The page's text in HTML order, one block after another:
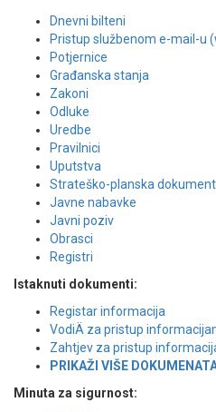
Dnevni bilteni
Pristup službenom e-mail-u
Potjernice
Građanska stanja
Zakoni
Odluke
Uredbe
Pravilnici
Uputstva
Strateško-planska
Javne nabavke
Javni poziv
Obrasci
Registri
Istaknuti dokumenti:
Registar informacija
VodiÄ za pristup
Zahtjev za pristup
PRIKAŽI VIŠE
Minuta za sigurnost: